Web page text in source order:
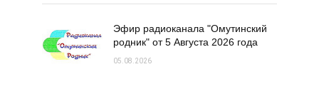
Эфир радиоканала "Омутинский
родник" от 5 Августа 2026 года
05.08.2026